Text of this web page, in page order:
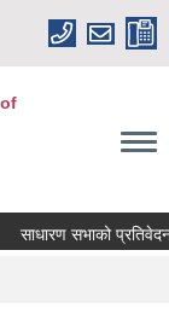
साधारण सभाको